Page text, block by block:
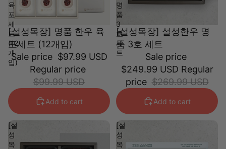
육
포
세
트
(12
개
입)
[설성목장] 명품 한우 육
포세트 (12개입)
Sale price $97.99 USD
Regular price
$99.99 USD
Add to cart
명
품
3
호
세
트
[설성목장] 설성한우 명
품 3호 세트
Sale price
$249.99 USD Regular
price $269.99 USD
Add to cart
[설
성
목
[설
성
목